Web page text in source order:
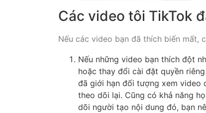
Các video tôi TikTok
Nếu các video bạn đã thích biến mất,
Nếu những video bạn thích đột
hoặc thay đổi cài đặt quyền
đã giới hạn đối tượng xem video
theo dõi lại. Cũng có khả năng
dõi người tạo nội dung đó, bạn